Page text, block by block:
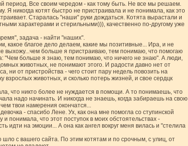
период. Все своим чередом - как тому быть. Не все мы решаем.
Я никогда котят быстро не пристраивала и не понимала, как это
Старалась "наши" руки дождаться. Котята вырастали и
характерами и стерильными))), качественно по-другому уже
задача - найти "наших".
какое благое дело делаем, какие мы позитивные... Ира, и не
выхожу...чем больше я пристраиваю, тем понимаю, что помогаю
"Чем больше я знаю, тем понимаю, что ничего не знаю". А люди,
животных, не понимают этого. И радости давно нет от
ни от пристройства - чего стоит пару недель повозить на
взрослых животных, и сколько потерь жизней, и свое сердцк
что никто более не нуждается в помощи. А то понимаешь, что
надо начинать. И никогда не знаешь, когда забираешь на свою
твои намерения окончатся...
- спасибо Лене. Ух, как она мне помогла со ступинской
понимала, что этот поступок в моих обстоятельствах -
идти на эмоции... А она как ангел вокруг меня вилась и "стелила
шло с вашего сайта. По этим котятам и по срочным, с улиц, от